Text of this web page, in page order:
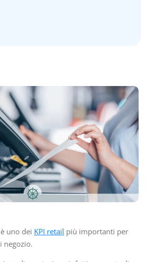
uno dei KPI retail più importanti per
negozio.